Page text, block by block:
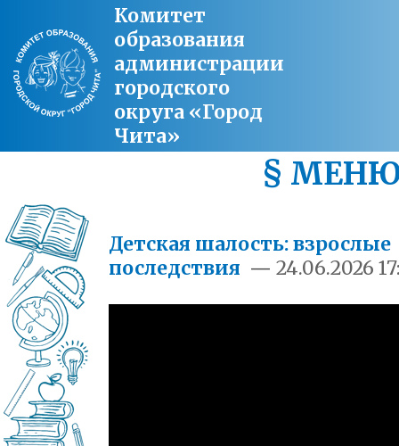
Комитет
образования
администрации
городского
округа «Город
Чита»
§
Детская шалость: взрослые
последствия — 24.06.2026